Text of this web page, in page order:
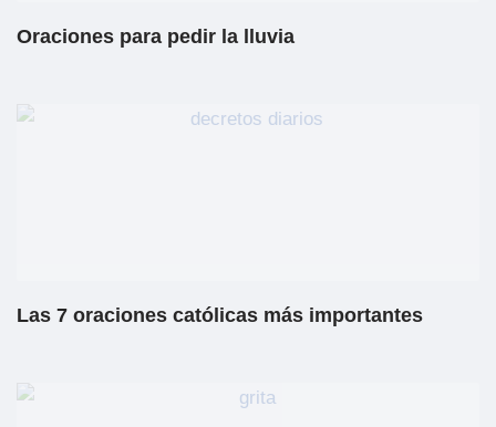
Oraciones para pedir la lluvia
Las 7 oraciones católicas más importantes